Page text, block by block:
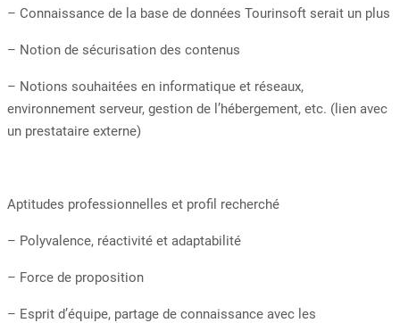
– Connaissance de la base de données Tourinsoft serait un plus
– Notion de sécurisation des contenus
– Notions souhaitées en informatique et réseaux,
environnement serveur, gestion de l’hébergement, etc. (lien avec
un prestataire externe)
Aptitudes professionnelles et profil recherché
– Polyvalence, réactivité et adaptabilité
– Force de proposition
– Esprit d’équipe, partage de connaissance avec les